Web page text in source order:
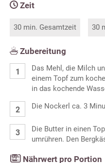
Zeit
30 min. Gesamtzeit 30
Zubereitung
Das Mehl, die Milch
einem Topf zum
in das kochende
Die Nockerl ca. 3
Die Butter in einen
umrühren. Den
Nährwert pro Portion